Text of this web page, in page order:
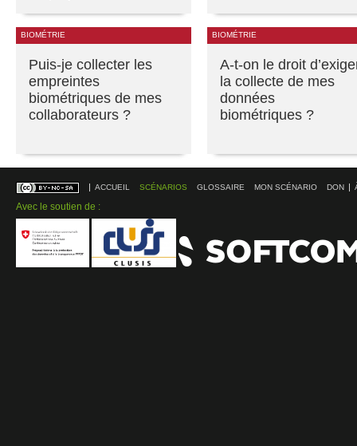
BIOMÉTRIE
Puis-je collecter les
empreintes
biométriques de mes
collaborateurs ?
BIOMÉTRIE
A-t-on le droit
la collecte de mes
données
biométriques ?
ACCUEIL SCÉNARIOS GLOSSAIRE MON SCÉNARIO DON
Avec le soutien de :